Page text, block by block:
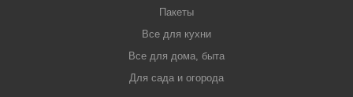
Пакеты
Все для кухни
Все для дома, быта
Для сада и огорода